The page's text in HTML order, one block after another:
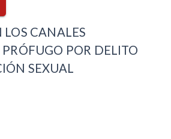
CANALES
PRÓFUGO POR DELITO
SEXUAL